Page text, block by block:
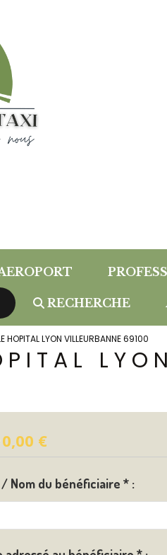
RECHERCHE
HOPITAL LYON VILLEURBANNE 69100
0,00 €
Nom du bénéficiaire * :